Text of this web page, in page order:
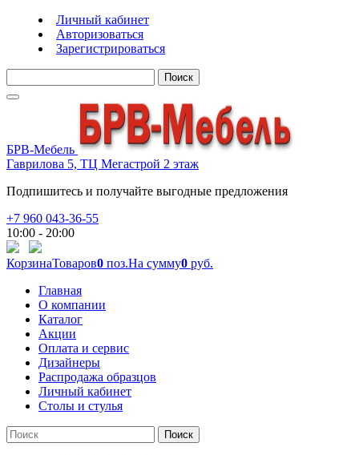
Личный кабинет
Авторизоваться
Зарегистрироваться
Поиск
БРВ-Мебель
Гаврилова 5, ТЦ Мегастрой 2 этаж
Подпишитесь и получайте выгодные предложения
+7 960 043-36-55
10:00 - 20:00
КорзинаТоваров0 поз.На сумму0 руб.
Главная
О компании
Каталог
Акции
Оплата и сервис
Дизайнеры
Распродажа образцов
Личный кабинет
Столы и стулья
Поиск